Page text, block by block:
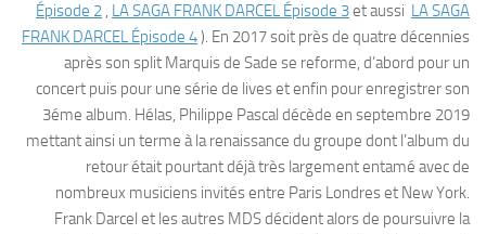
Épisode 2 , LA SAGA FRANK DARCEL Épisode 3et aussi LA SAGA
FRANK DARCEL Épisode 4 ). En 2017 soit près de quatre décennies
après son split Marquis de Sade se reforme, d’abord pour un
concert puis pour une série de lives et enfin pour enregistrer son
3éme album. Hélas, Philippe Pascal décède en septembre 2019
mettant ainsi un terme à la renaissance du groupe dont l’album du
retour était pourtant déjà très largement entamé avec de
nombreux musiciens invités entre Paris Londres et New York.
Frank Darcel et les autres MDS décident alors de poursuivre la